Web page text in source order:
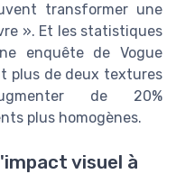
transformer une
». Et les statistiques
enquête de Vogue
plus de deux textures
de 20%
plus homogènes.
visuel à